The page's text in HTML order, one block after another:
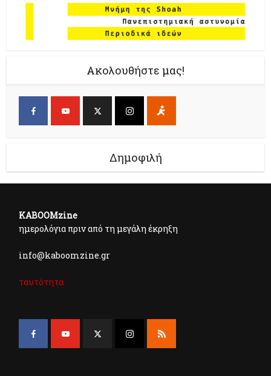
Ακολουθήστε μας!
Δημοφιλή
KABOOMzine
ημερολόγια πριν από τη μεγάλη έκρηξη
info@kaboomzine.gr
ταυτότητα